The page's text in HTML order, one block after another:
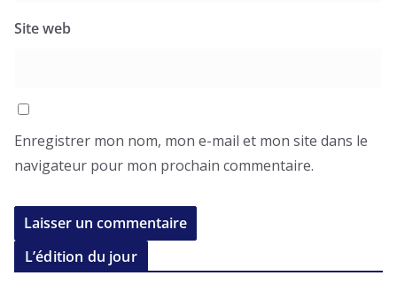
Site web
Enregistrer mon nom, mon e-mail et mon site dans le
navigateur pour mon prochain commentaire.
L’édition du jour